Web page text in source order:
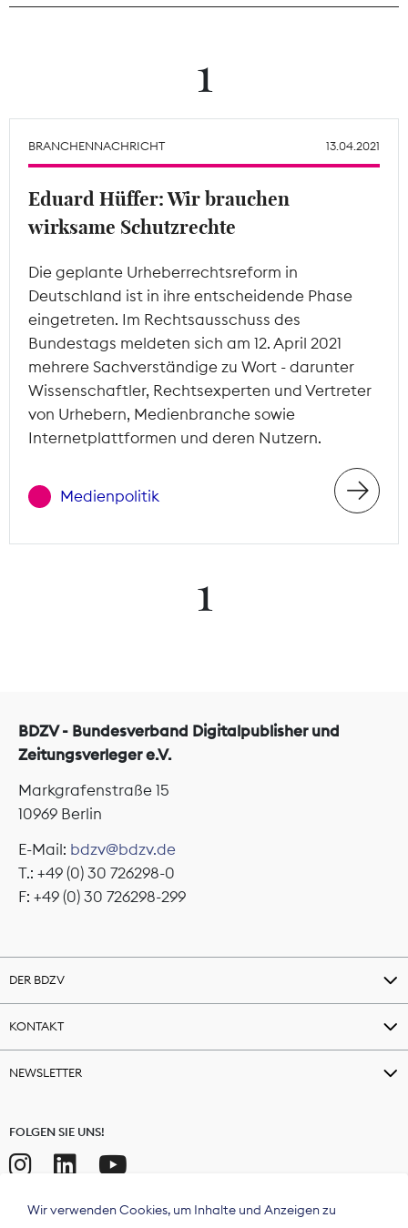
Wächterpreis
Mitgliederbereich
1
BRANCHENNACHRICHT 13.04.2021
Eduard Hüffer: Wir brauchen
wirksame Schutzrechte
Die geplante Urheberrechtsreform in
Deutschland ist in ihre entscheidende Phase
eingetreten. Im Rechtsausschuss des
Bundestags meldeten sich am 12. April 2021
mehrere Sachverständige zu Wort - darunter
Wissenschaftler, Rechtsexperten und Vertreter
von Urhebern, Medienbranche sowie
Internetplattformen und deren Nutzern.
Medienpolitik
1
BDZV - Bundesverband Digitalpublisher und
Zeitungsverleger e.V.
Markgrafenstraße 15
10969 Berlin
E-Mail: bdzv@bdzv.de
T.: +49 (0) 30 726298-0
F: +49 (0) 30 726298-299
DER BDZV
KONTAKT
NEWSLETTER
FOLGEN SIE UNS!
Wir verwenden Cookies, um Inhalte und Anzeigen zu